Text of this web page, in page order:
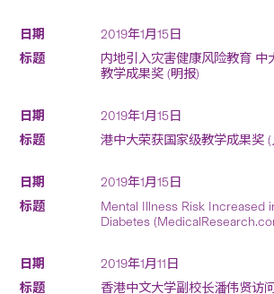
2019年1月15日
内地引入灾害健康风险教育 中
教学成果奖 (明报)
2019年1月15日
港中大荣获国家级教学成果奖 (
2019年1月15日
Mental Illness Risk Increased
Diabetes
2019年1月11日
香港中文大学副校长潘伟贤访